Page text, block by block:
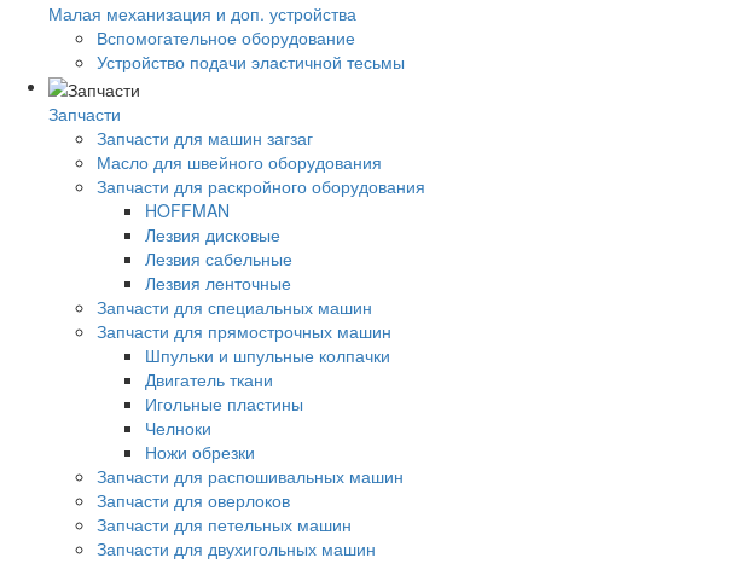
Малая механизация и доп. устройства
Вспомогательное оборудование
Устройство подачи эластичной тесьмы
Запчасти
Запчасти для машин загзаг
Масло для швейного оборудования
Запчасти для раскройного оборудования
HOFFMAN
Лезвия дисковые
Лезвия сабельные
Лезвия ленточные
Запчасти для специальных машин
Запчасти для прямострочных машин
Шпульки и шпульные колпачки
Двигатель ткани
Игольные пластины
Челноки
Ножи обрезки
Запчасти для распошивальных машин
Запчасти для оверлоков
Запчасти для петельных машин
Запчасти для двухигольных машин